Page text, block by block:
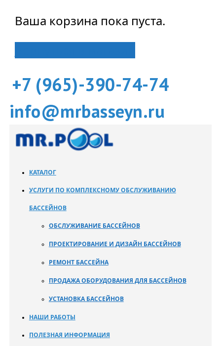
Ваша корзина пока пуста.
+7 (965)-390-74-74
info@mrbasseyn.ru
КАТАЛОГ
УСЛУГИ ПО КОМПЛЕКСНОМУ ОБСЛУЖИВАНИЮ
БАССЕЙНОВ
ОБСЛУЖИВАНИЕ БАССЕЙНОВ
ПРОЕКТИРОВАНИЕ И ДИЗАЙН БАССЕЙНОВ
РЕМОНТ БАССЕЙНА
ПРОДАЖА ОБОРУДОВАНИЯ ДЛЯ БАССЕЙНОВ
УСТАНОВКА БАССЕЙНОВ
НАШИ РАБОТЫ
ПОЛЕЗНАЯ ИНФОРМАЦИЯ